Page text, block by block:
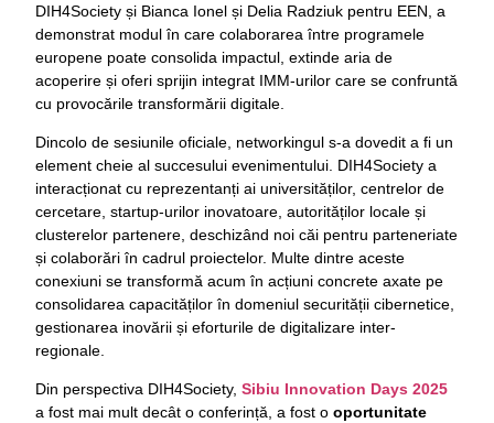
DIH4Society și Bianca Ionel și Delia Radziuk pentru EEN, a
demonstrat modul în care colaborarea între programele
europene poate consolida impactul, extinde aria de
acoperire și oferi sprijin integrat IMM-urilor care se confruntă
cu provocările transformării digitale.
Dincolo de sesiunile oficiale, networkingul s-a dovedit a fi un
element cheie al succesului evenimentului. DIH4Society a
interacționat cu reprezentanți ai universităților, centrelor de
cercetare, startup-urilor inovatoare, autorităților locale și
clusterelor partenere, deschizând noi căi pentru parteneriate
și colaborări în cadrul proiectelor. Multe dintre aceste
conexiuni se transformă acum în acțiuni concrete axate pe
consolidarea capacităților în domeniul securității cibernetice,
gestionarea inovării și eforturile de digitalizare inter-
regionale.
Din perspectiva DIH4Society,Sibiu Innovation Days 2025
a fost mai mult decât o conferință, a fost ooportunitate